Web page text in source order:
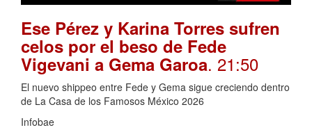
Ese Pérez y Karina Torres sufren
celos por el beso de Fede
Vigevani a Gema Garoa. 21:50
El nuevo shippeo entre Fede y Gema sigue creciendo dentro
de La Casa de los Famosos México 2026
Infobae